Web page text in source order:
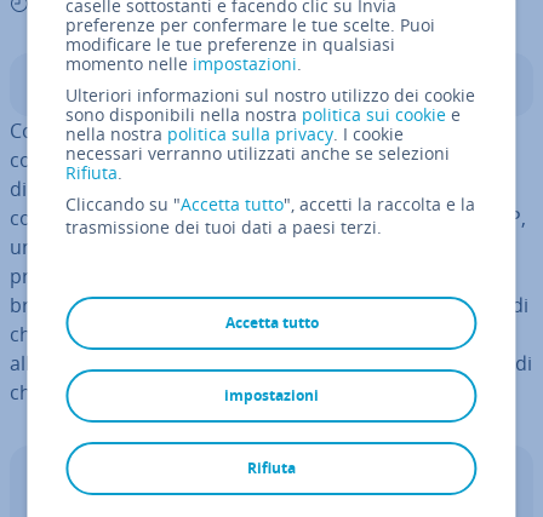
Indice
Con il pro­to­col­lo aperto XMPP è possibile co­mu­ni­ca­re
con altri utenti senza dover usare uno specifico servizio
di mes­sag­gi­sti­ca. Basato sullo standard XML, XMPP
consente di scambiare messaggi tramite un client XMPP,
un server XMPP o un servizio com­pa­ti­bi­le con questo
pro­to­col­lo, in modo in­di­pen­den­te da di­spo­si­ti­vi e
browser. Grazie a una crit­to­gra­fia sicura e alle funzioni di
chiamata audio/video, XMPP è un’al­ter­na­ti­va fles­si­bi­le
all’uso dei più noti servizi di mes­sag­gi­sti­ca istan­ta­nea e di
chat.
IONOS GPT
caselle sottostanti e facendo clic su Invia
preferenze per confermare le tue scelte. Puoi
modificare le tue preferenze in qualsiasi
momento nelle impostazioni.
Ulteriori informazioni sul nostro utilizzo dei cookie
sono disponibili nella nostra politica sui cookie e
nella nostra politica sulla privacy. I cookie
necessari verranno utilizzati anche se selezioni
Rifiuta.
Cliccando su "Accetta tutto", accetti la raccolta e la
trasmissione dei tuoi dati a paesi terzi.
Accetta tutto
Rifiuta
impostazioni